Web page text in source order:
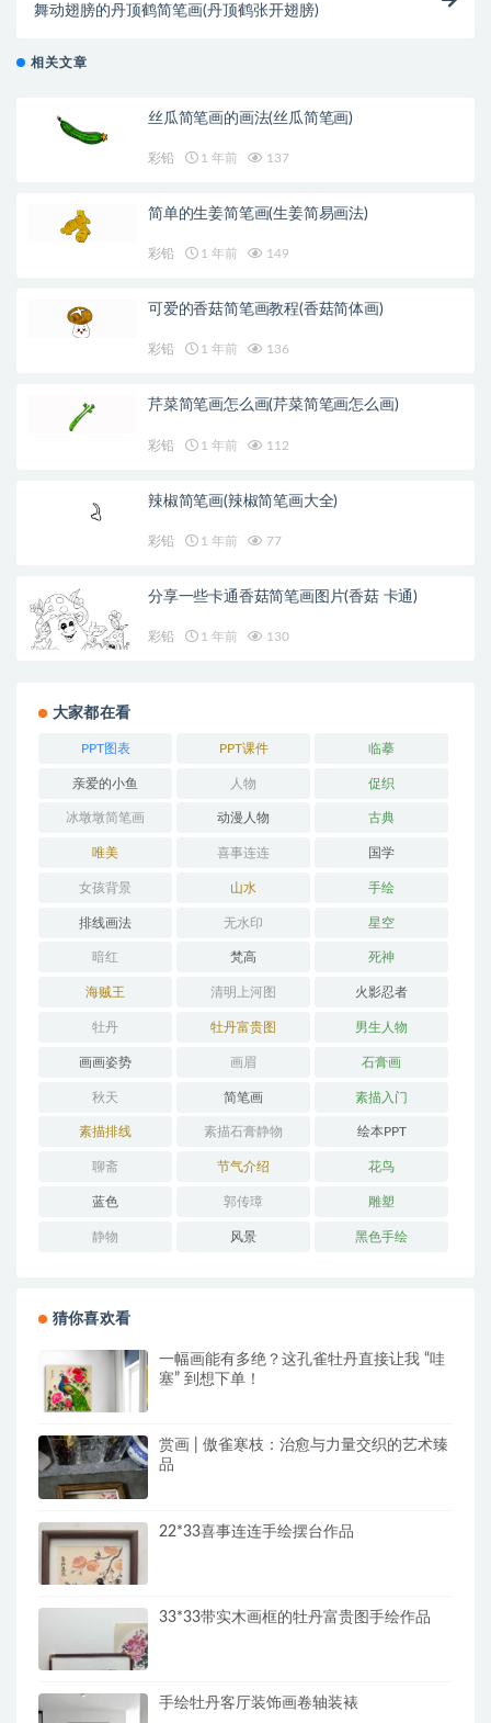
舞动翅膀的丹顶鹤简笔画(丹顶鹤张开翅膀)
相关文章
丝瓜简笔画的画法(丝瓜简笔画)
彩铅 1 年前 137
简单的生姜简笔画(生姜简易画法)
彩铅 1 年前 149
可爱的香菇简笔画教程(香菇简体画)
彩铅 1 年前 136
芹菜简笔画怎么画(芹菜简笔画怎么画)
彩铅 1 年前 112
辣椒简笔画(辣椒简笔画大全)
彩铅 1 年前 77
分享一些卡通香菇简笔画图片(香菇 卡通)
彩铅 1 年前 130
大家都在看
PPT图表 PPT课件 临摹
亲爱的小鱼 人物 促织
冰墩墩简笔画 动漫人物 古典
唯美 喜事连连 国学
女孩背景 山水 手绘
排线画法 无水印 星空
暗红 梵高 死神
海贼王 清明上河图 火影忍者
牡丹 牡丹富贵图 男生人物
画画姿势 画眉 石膏画
秋天 简笔画 素描入门
素描排线 素描石膏静物 绘本PPT
聊斋 节气介绍 花鸟
蓝色 郭传璋 雕塑
静物 风景 黑色手绘
猜你喜欢看
一幅画能有多绝？这孔雀牡丹直接让我 “哇
塞” 到想下单！
赏画 | 傲雀寒枝：治愈与力量交织的艺术臻
品
22*33喜事连连手绘摆台作品
33*33带实木画框的牡丹富贵图手绘作品
手绘牡丹客厅装饰画卷轴装裱